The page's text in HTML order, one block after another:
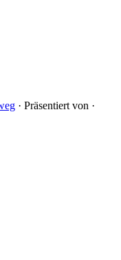
· Präsentiert von ·